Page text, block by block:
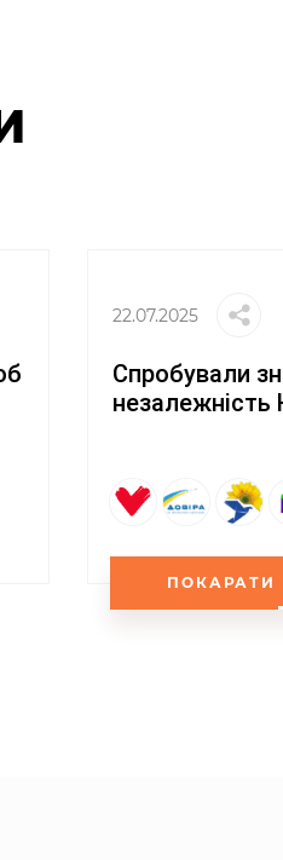
22.07.2025
Спробували
ПОКАРАТИ